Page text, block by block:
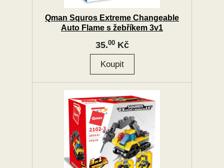
Qman Squros Extreme Changeable
Auto Flame s žebříkem 3v1
35.00Kč